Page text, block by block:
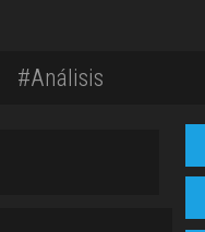
#Análisis